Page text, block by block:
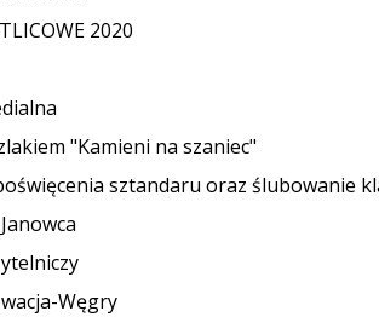
2020
"Kamieni na szaniec"
sztandaru oraz ślubowanie
Węgry